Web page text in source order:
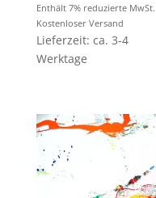
Enthält 7% reduzierte MwSt.
Kostenloser Versand
Lieferzeit: ca. 3-4
Werktage